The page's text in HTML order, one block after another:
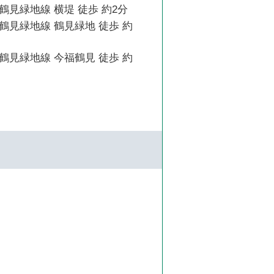
見緑地線 横堤 徒歩 約2分
見緑地線 鶴見緑地 徒歩 約
見緑地線 今福鶴見 徒歩 約